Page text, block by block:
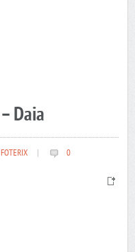
Daia
FOTERIX 0